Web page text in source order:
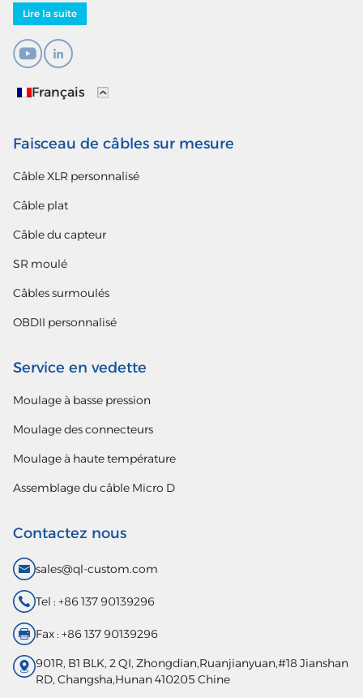
Lire la suite
Français
Faisceau de câbles sur mesure
Câble XLR personnalisé
Câble plat
Câble du capteur
SR moulé
Câbles surmoulés
OBDII personnalisé
Service en vedette
Moulage à basse pression
Moulage des connecteurs
Moulage à haute température
Assemblage du câble Micro D
Contactez nous
sales@ql-custom.com
Tel : +86 137 90139296
Fax : +86 137 90139296
901R, B1 BLK, 2 QI, Zhongdian,Ruanjianyuan,#18 Jianshan
RD, Changsha,Hunan 410205 Chine